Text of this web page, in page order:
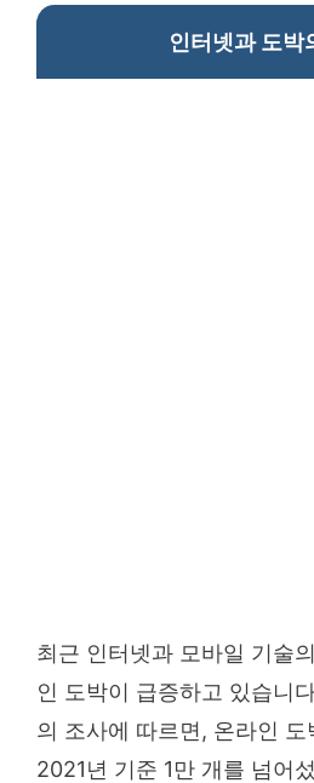
인터넷과 도박
최근 인터넷과 모바일 기술
인 도박이 급증하고 있습니
의 조사에 따르면, 온라인
2021년 기준 1만 개를 넘어